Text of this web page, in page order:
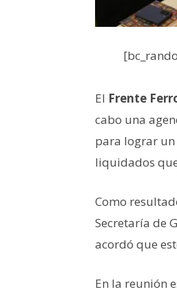
El Frente
cabo una
para lograr un
liquidados
Como
Secretaría de
acordó que
En la reunión